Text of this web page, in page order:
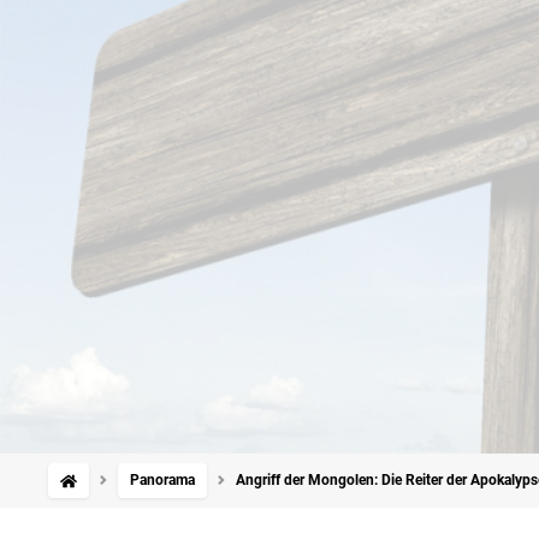
Panorama Angriff der Mongolen: Die Reiter der